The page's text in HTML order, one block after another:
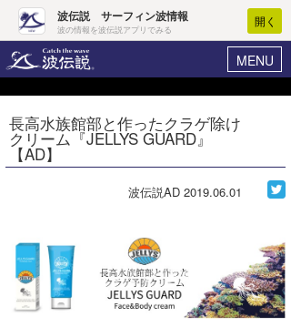
波伝説 サーフィン波情報
波の情報を波伝説アプリでみる
開く
MENU
ヘルプ マイホーム
ログイン
WAVE HUNTER 波予想ツール
気象情報
長高水族館部と作ったクラゲ除け
クリーム『JELLYS GUARD』
【AD】
波伝説AD 2019.06.01
Core Surf Japan
コンテスト
ファッション/グッズ
コラム
トラベル